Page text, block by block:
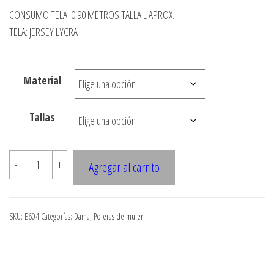
de
precios:
$3.290
hasta
$7.900
CONSUMO TELA: 0.90 METROS TALLA L APROX.
TELA: JERSEY LYCRA
Material
Tallas
-
E604
Polera
abertura
+ Agregar al carrito
SKU: E604 Categorías: Dama, Poleras de mujer